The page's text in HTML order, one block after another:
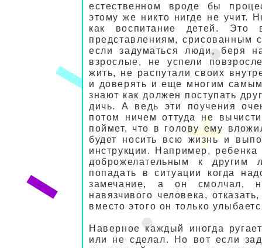
естественном вроде бы
этому же никто нигде не учит.
как воспитание детей. Это
представлениям, срисованным
если задуматься люди, беря
взрослые, не успели
жить, не распутали своих
и доверять и еще многим
знают как должен поступать
дичь. А ведь эти поучения
потом ничем оттуда не
поймет, что в голову ему
будет носить всю жизнь и
инструкции. Например,
доброжелательным к другим
попадать в ситуации когда
замечание, а он смолчал,
навязчивого человека,
вместо этого он только
Наверное каждый иногда
или не сделал. Но вот если